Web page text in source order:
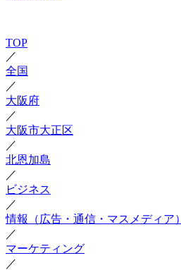
TOP
／
全国
／
大阪府
／
大阪市大正区
／
北恩加島
／
ビジネス
／
情報（広告・通信・マスメディア）
／
マーケティング
／